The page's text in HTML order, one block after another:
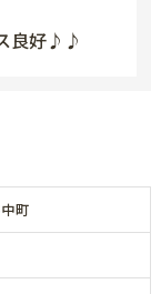
良好♪♪
中町